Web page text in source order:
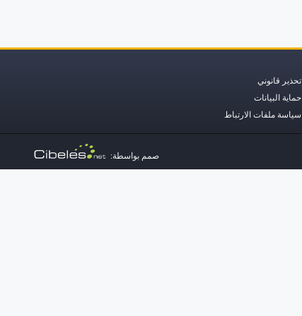
تحذير قانوني
حماية البيانات
سياسة ملفات الارتباط
صمم بواسطة: